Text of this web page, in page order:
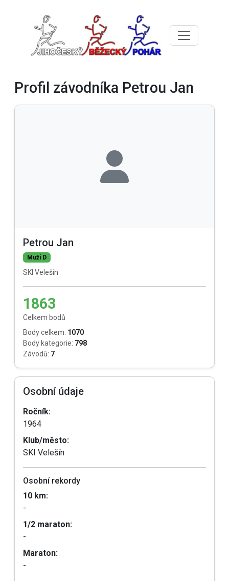
Profil závodníka Petrou Jan
Petrou Jan
Muži D
SKI Velešín
1863
Celkem bodů
Body celkem: 1070
Body kategorie: 798
Závodů: 7
Osobní údaje
Ročník:
1964
Klub/město:
SKI Velešín
Osobní rekordy
10 km:
-
1/2 maraton:
-
Maraton:
-